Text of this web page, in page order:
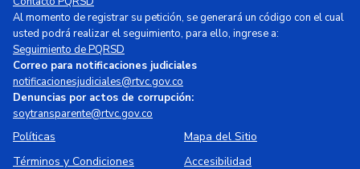
Al momento de registrar su petición, se generará un código con el cual
usted podrá realizar el seguimiento, para ello, ingrese a:
Seguimiento de PQRSD
Correo para notificaciones judiciales
notificacionesjudiciales@rtvc.gov.co
Denuncias por actos de corrupción:
soytransparente@rtvc.gov.co
Políticas
Mapa del Sitio
Términos y Condiciones
Accesibilidad